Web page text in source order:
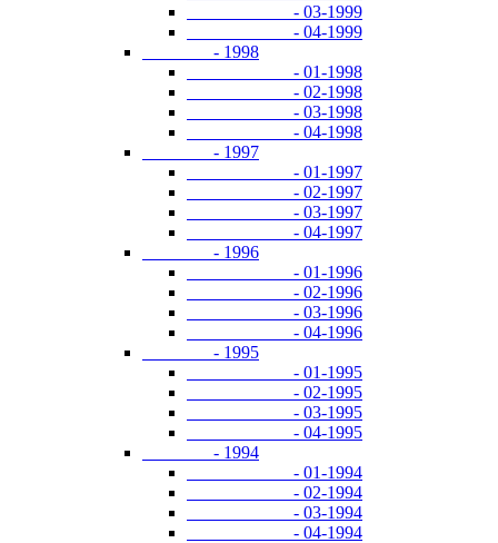
- 03-1999
- 04-1999
- 1998
- 01-1998
- 02-1998
- 03-1998
- 04-1998
- 1997
- 01-1997
- 02-1997
- 03-1997
- 04-1997
- 1996
- 01-1996
- 02-1996
- 03-1996
- 04-1996
- 1995
- 01-1995
- 02-1995
- 03-1995
- 04-1995
- 1994
- 01-1994
- 02-1994
- 03-1994
- 04-1994